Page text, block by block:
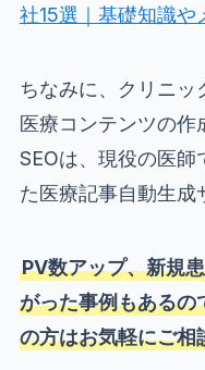
社15選｜基礎知識や
ちなみに、クリニッ
医療コンテンツの
SEOは、現役の医師
た医療記事自動生成
PV数アップ、新規
がった事例もあるの
の方はお気軽にご相